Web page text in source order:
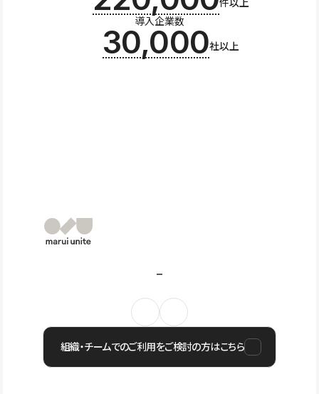
導入企業数
30,000社以上
組織・チームでのご利用をご検討の方はこちら